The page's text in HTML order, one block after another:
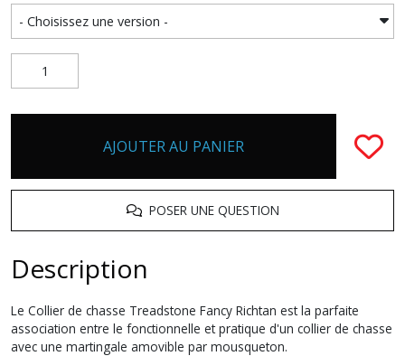
AJOUTER AU PANIER
POSER UNE QUESTION
Description
Le Collier de chasse Treadstone Fancy Richtan est la parfaite
association entre le fonctionnelle et pratique d'un collier de chasse
avec une martingale amovible par mousqueton.